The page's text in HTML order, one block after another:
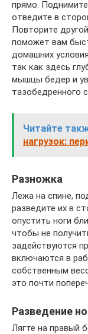
прямо. Поднимите
отведите в
Повторите
поможет вам
домашних
так как здесь
мышцы бедер и
тазобедренного
Читайте
нагрузок:
Разножка
Лежа на спине,
разведите их в
опустить ноги
чтобы не
задействуются
включаются в
собственным
это почти
Разведение
Лягте на правый